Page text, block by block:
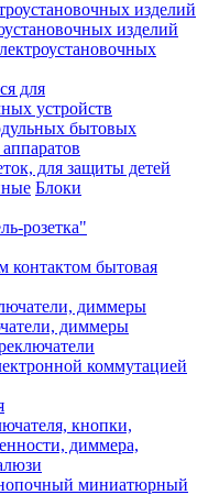
изделий
для
устройств
бытовых
для защиты детей
Блоки
розетка"
контактом бытовая
диммеры
коммутацией
кнопки,
диммера,
миниатюрный